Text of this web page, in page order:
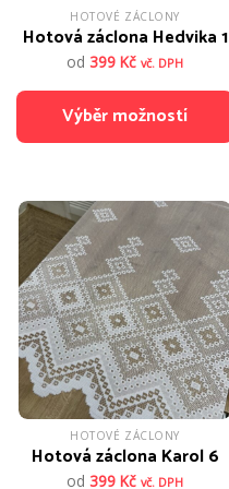
HOTOVÉ ZÁCLONY
Hotová záclona Hedvika 1
od 399 Kč vč. DPH
Výběr možností
má
variant.
Možnosti
lze
vybrat
na
stránce
produktu
HOTOVÉ ZÁCLONY
Hotová záclona Karol 6
od 399 Kč vč. DPH